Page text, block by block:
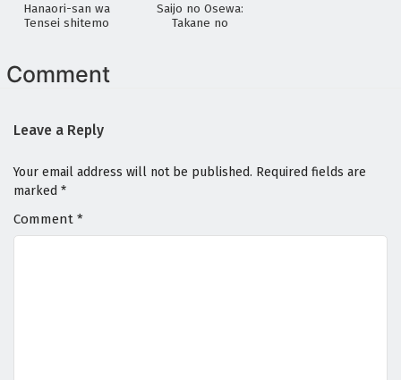
Hanaori-san wa
Tensei shitemo
Saijo no Osewa:
Takane no
Comment
Leave a Reply
Your email address will not be published. Required fields are
marked *
Comment *